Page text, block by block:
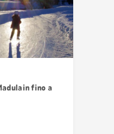
fino a